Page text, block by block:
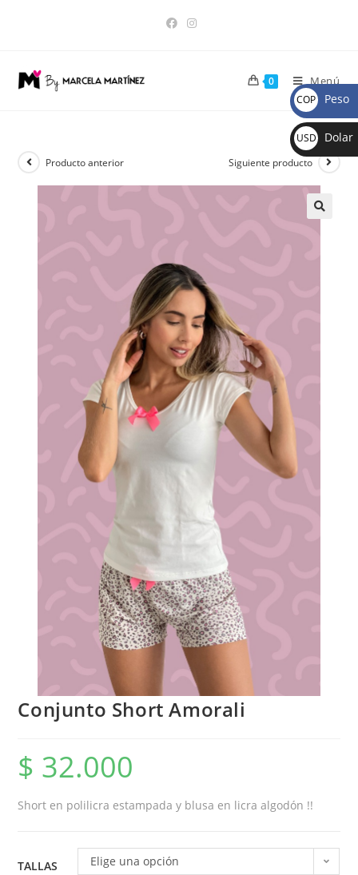
0 Menú
Producto anterior Siguiente producto
Conjunto Short Amorali
$ 32.000
Short en polilicra estampada y blusa en licra algodón !!
TALLAS Elige una opción
COP
$
Peso
USD
$
Dolar